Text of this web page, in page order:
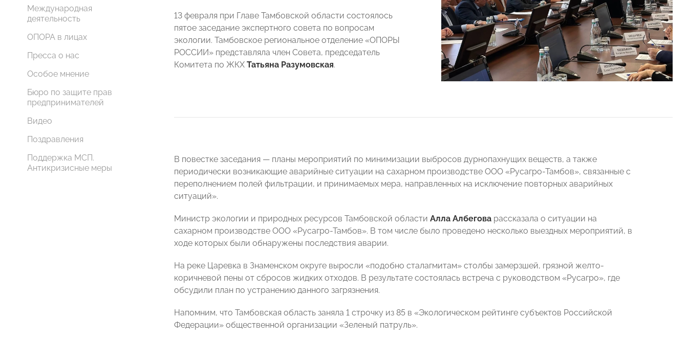
Международная
деятельность
ОПОРА в лицах
Пресса о нас
Особое мнение
Бюро по защите прав
предпринимателей
Видео
Поздравления
Поддержка МСП.
Антикризисные меры
13 февраля при Главе Тамбовской области состоялось
пятое заседание экспертного совета по вопросам
экологии. Тамбовское региональное отделение «ОПОРЫ
РОССИИ» представляла член Совета, председатель
Комитета по ЖКХ Татьяна Разумовская.
В повестке заседания — планы мероприятий по минимизации выбросов дурнопахнущих веществ, а также
периодически возникающие аварийные ситуации на сахарном производстве ООО «Русагро-Тамбов», связанные с
переполнением полей фильтрации, и принимаемых мера, направленных на исключение повторных аварийных
ситуаций».
Министр экологии и природных ресурсов Тамбовской области Алла Албегова рассказала о ситуации на
сахарном производстве ООО «Русагро-Тамбов». В том числе было проведено несколько выездных мероприятий, в
ходе которых были обнаружены последствия аварии.
На реке Царевка в Знаменском округе выросли «подобно сталагмитам» столбы замерзшей, грязной желто-
коричневой пены от сбросов жидких отходов. В результате состоялась встреча с руководством «Русагро», где
обсудили план по устранению данного загрязнения.
Напомним, что Тамбовская область заняла 1 строчку из 85 в «Экологическом рейтинге субъектов Российской
Федерации» общественной организации «Зеленый патруль».